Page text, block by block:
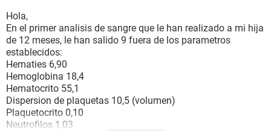
BIENESTAR
SEXUALIDAD
GLOSARIO
Hola,
En el primer analisis de sangre que le han realizado a mi hija
de 12 meses, le han salido 9 fuera de los parametros
establecidos:
Hematies 6,90
Hemoglobina 18,4
Hematocrito 55,1
Dispersion de plaquetas 10,5 (volumen)
Plaquetocrito 0,10
Neutrofilos 1,03